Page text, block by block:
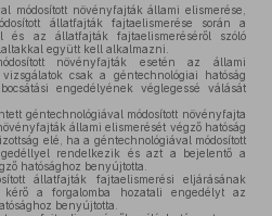
módosított növényfajták állami elismerése,
állatfajták fajtaelismerése során a
és az állatfajták fajtaelismeréséről szóló
együtt kell alkalmazni.
növényfajták esetén az állami
csak a géntechnológiai hatóság
engedélyének véglegessé válását
géntechnológiával módosított növényfajta
állami elismerését végző hatóság
elé, ha a géntechnológiával módosított
rendelkezik és azt a bejelentő a
hatósághoz benyújtotta.
állatfajták fajtaelismerési eljárásának
a forgalomba hozatali engedélyt az
benyújtotta.